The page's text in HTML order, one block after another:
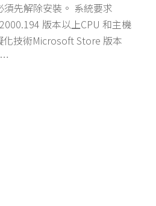
先解除安裝。 系統要求
版本以上CPU 和主機
技術Microsoft Store 版本